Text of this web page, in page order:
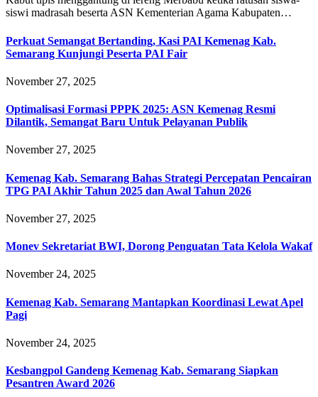
siswi madrasah beserta ASN Kementerian Agama Kabupaten…
Perkuat Semangat Bertanding, Kasi PAI Kemenag Kab.
Semarang Kunjungi Peserta PAI Fair
November 27, 2025
Optimalisasi Formasi PPPK 2025: ASN Kemenag Resmi
Dilantik, Semangat Baru Untuk Pelayanan Publik
November 27, 2025
Kemenag Kab. Semarang Bahas Strategi Percepatan Pencairan
TPG PAI Akhir Tahun 2025 dan Awal Tahun 2026
November 27, 2025
Monev Sekretariat BWI, Dorong Penguatan Tata Kelola Wakaf
November 24, 2025
Kemenag Kab. Semarang Mantapkan Koordinasi Lewat Apel
Pagi
November 24, 2025
Kesbangpol Gandeng Kemenag Kab. Semarang Siapkan
Pesantren Award 2026